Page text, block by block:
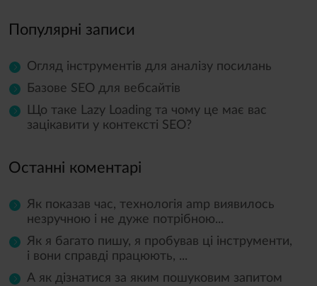
Популярні записи
Огляд інструментів для аналізу посилань
Базове SEO для вебсайтів
Що таке Lazy Loading та чому це має вас
зацікавити у контексті SEO?
Останні коментарі
Як показав час, технологія amp виявилось
незручною і не дуже потрібною...
Як я багато пишу, я пробував ці інструменти,
і вони справді працюють, ...
А як дізнатися за яким пошуковим запитом